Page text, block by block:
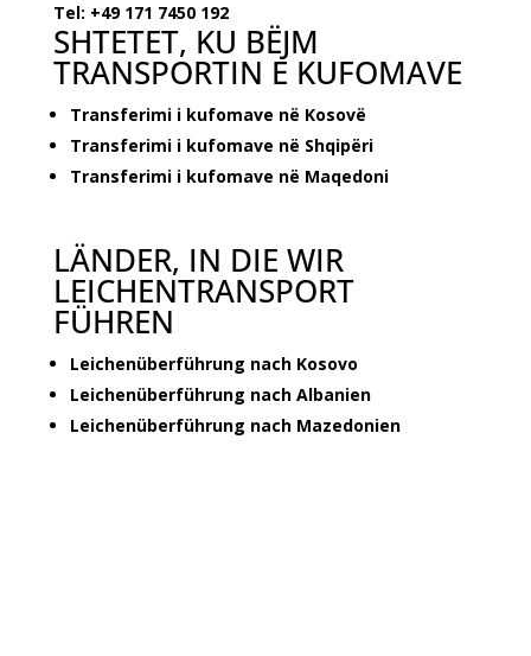
Tel: +49 171 7450 192
SHTETET, KU BËJM
TRANSPORTIN E KUFOMAVE
Transferimi i kufomave në Kosovë
Transferimi i kufomave në Shqipëri
Transferimi i kufomave në Maqedoni
LÄNDER, IN DIE WIR
LEICHENTRANSPORT
FÜHREN
Leichenüberführung nach Kosovo
Leichenüberführung nach Albanien
Leichenüberführung nach Mazedonien